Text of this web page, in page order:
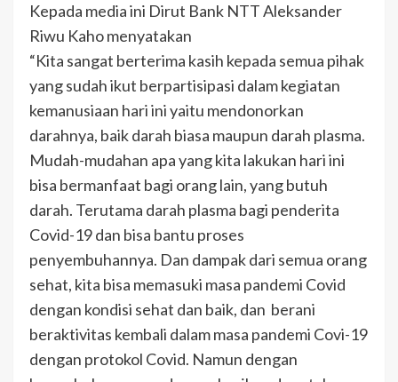
Kepada media ini Dirut Bank NTT Aleksander
Riwu Kaho menyatakan
“Kita sangat berterima kasih kepada semua pihak
yang sudah ikut berpartisipasi dalam kegiatan
kemanusiaan hari ini yaitu mendonorkan
darahnya, baik darah biasa maupun darah plasma.
Mudah-mudahan apa yang kita lakukan hari ini
bisa bermanfaat bagi orang lain, yang butuh
darah. Terutama darah plasma bagi penderita
Covid-19 dan bisa bantu proses
penyembuhannya. Dan dampak dari semua orang
sehat, kita bisa memasuki masa pandemi Covid
dengan kondisi sehat dan baik, dan berani
beraktivitas kembali dalam masa pandemi Covi-19
dengan protokol Covid. Namun dengan